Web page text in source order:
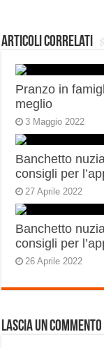
Articoli correlati
Pranzo in
meglio
3 Maggio 2022
Banchetto
consigli per
27 Aprile 2022
Banchetto
consigli per
26 Aprile 2022
Lascia un commento